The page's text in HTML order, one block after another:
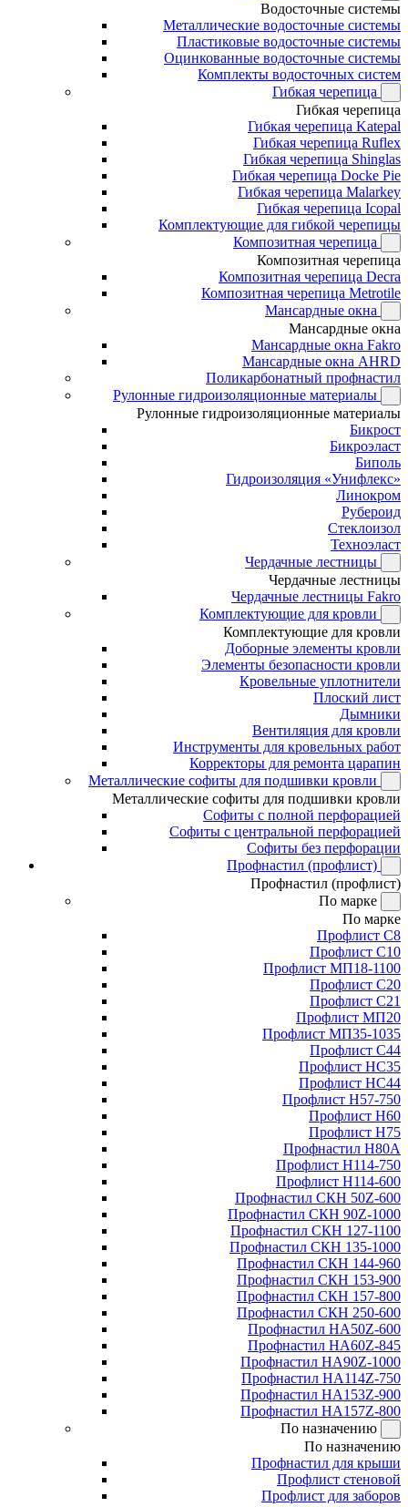
Водосточные системы
Металлические водосточные системы
Пластиковые водосточные системы
Оцинкованные водосточные системы
Комплекты водосточных систем
Гибкая черепица
Гибкая черепица
Гибкая черепица Katepal
Гибкая черепица Ruflex
Гибкая черепица Shinglas
Гибкая черепица Docke Pie
Гибкая черепица Malarkey
Гибкая черепица Icopal
Комплектующие для гибкой черепицы
Композитная черепица
Композитная черепица
Композитная черепица Decra
Композитная черепица Metrotile
Мансардные окна
Мансардные окна
Мансардные окна Fakro
Мансардные окна AHRD
Поликарбонатный профнастил
Рулонные гидроизоляционные материалы
Рулонные гидроизоляционные материалы
Бикрост
Бикроэласт
Биполь
Гидроизоляция «Унифлекс»
Линокром
Рубероид
Стеклоизол
Техноэласт
Чердачные лестницы
Чердачные лестницы
Чердачные лестницы Fakro
Комплектующие для кровли
Комплектующие для кровли
Доборные элементы кровли
Элементы безопасности кровли
Кровельные уплотнители
Плоский лист
Дымники
Вентиляция для кровли
Инструменты для кровельных работ
Корректоры для ремонта царапин
Металлические софиты для подшивки кровли
Металлические софиты для подшивки кровли
Софиты с полной перфорацией
Софиты с центральной перфорацией
Софиты без перфорации
Профнастил (профлист)
Профнастил (профлист)
По марке
По марке
Профлист С8
Профлист С10
Профлист МП18-1100
Профлист С20
Профлист С21
Профлист МП20
Профлист МП35-1035
Профлист С44
Профлист НС35
Профлист НС44
Профлист Н57-750
Профлист Н60
Профлист Н75
Профнастил Н80А
Профлист Н114-750
Профлист Н114-600
Профнастил СКН 50Z-600
Профнастил СКН 90Z-1000
Профнастил СКН 127-1100
Профнастил СКН 135-1000
Профнастил СКН 144-960
Профнастил СКН 153-900
Профнастил СКН 157-800
Профнастил СКН 250-600
Профнастил НА50Z-600
Профнастил НА60Z-845
Профнастил НА90Z-1000
Профнастил НА114Z-750
Профнастил НА153Z-900
Профнастил НА157Z-800
По назначению
По назначению
Профнастил для крыши
Профлист стеновой
Профлист для заборов